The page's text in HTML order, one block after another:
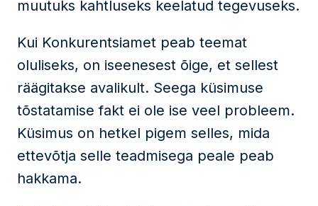
muutuks kahtluseks keelatud tegevuseks.
Kui Konkurentsiamet peab teemat
oluliseks, on iseenesest õige, et sellest
räägitakse avalikult. Seega küsimuse
tõstatamise fakt ei ole ise veel probleem.
Küsimus on hetkel pigem selles, mida
ettevõtja selle teadmisega peale peab
hakkama.